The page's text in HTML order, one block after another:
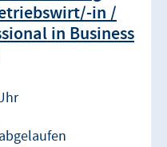
in /
in Business